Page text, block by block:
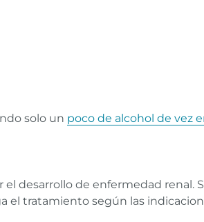
solo un poco de alcohol de vez
desarrollo de enfermedad renal.
el tratamiento según las